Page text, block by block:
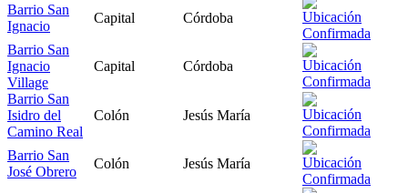
Barrio San
Ignacio
Capital Córdoba
Barrio San
Ignacio
Village
Capital Córdoba
Barrio San
Isidro del
Camino Real
Colón Jesús María
Barrio San
José Obrero
Colón Jesús María